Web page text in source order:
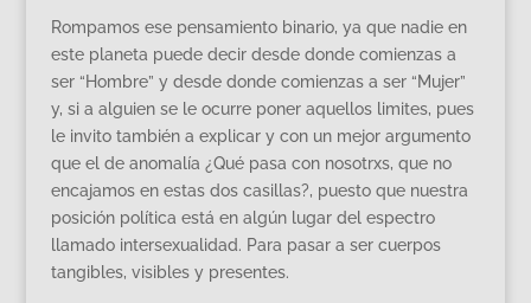
Rompamos ese pensamiento binario, ya que nadie en
este planeta puede decir desde donde comienzas a
ser “Hombre” y desde donde comienzas a ser “Mujer”
y, si a alguien se le ocurre poner aquellos limites, pues
le invito también a explicar y con un mejor argumento
que el de anomalía ¿Qué pasa con nosotrxs, que no
encajamos en estas dos casillas?, puesto que nuestra
posición política está en algún lugar del espectro
llamado intersexualidad. Para pasar a ser cuerpos
tangibles, visibles y presentes.